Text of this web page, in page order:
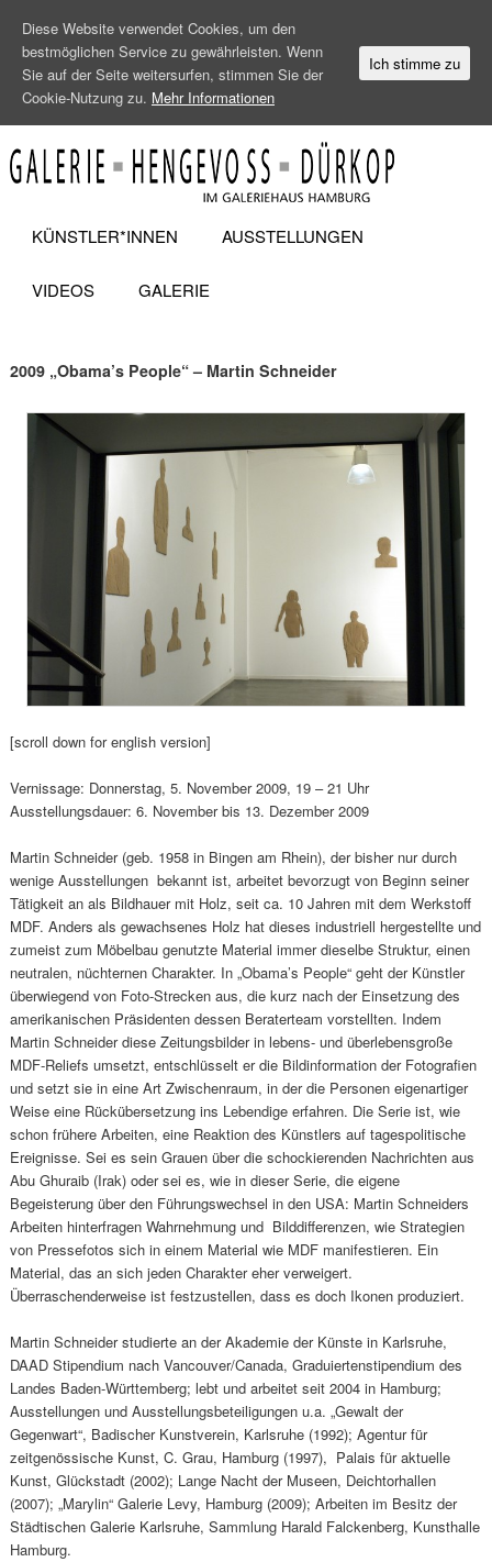
KÜNSTLER*INNEN AUSSTELLUNGEN
VIDEOS GALERIE
2009 „Obama’s People“ – Martin Schneider
[scroll down for english version]
Vernissage: Donnerstag, 5. November 2009, 19 – 21 Uhr
Ausstellungsdauer: 6. November bis 13. Dezember 2009
Martin Schneider (geb. 1958 in Bingen am Rhein), der bisher nur durch
wenige Ausstellungen bekannt ist, arbeitet bevorzugt von Beginn seiner
Tätigkeit an als Bildhauer mit Holz, seit ca. 10 Jahren mit dem Werkstoff
MDF. Anders als gewachsenes Holz hat dieses industriell hergestellte und
zumeist zum Möbelbau genutzte Material immer dieselbe Struktur, einen
neutralen, nüchternen Charakter. In „Obama’s People“ geht der Künstler
überwiegend von Foto-Strecken aus, die kurz nach der Einsetzung des
amerikanischen Präsidenten dessen Beraterteam vorstellten. Indem
Martin Schneider diese Zeitungsbilder in lebens- und überlebensgroße
MDF-Reliefs umsetzt, entschlüsselt er die Bildinformation der Fotografien
und setzt sie in eine Art Zwischenraum, in der die Personen eigenartiger
Weise eine Rückübersetzung ins Lebendige erfahren. Die Serie ist, wie
schon frühere Arbeiten, eine Reaktion des Künstlers auf tagespolitische
Ereignisse. Sei es sein Grauen über die schockierenden Nachrichten aus
Abu Ghuraib (Irak) oder sei es, wie in dieser Serie, die eigene
Begeisterung über den Führungswechsel in den USA: Martin Schneiders
Arbeiten hinterfragen Wahrnehmung und Bilddifferenzen, wie Strategien
von Pressefotos sich in einem Material wie MDF manifestieren. Ein
Material, das an sich jeden Charakter eher verweigert.
Überraschenderweise ist festzustellen, dass es doch Ikonen produziert.
Martin Schneider studierte an der Akademie der Künste in Karlsruhe,
DAAD Stipendium nach Vancouver/Canada, Graduiertenstipendium des
Landes Baden-Württemberg; lebt und arbeitet seit 2004 in Hamburg;
Ausstellungen und Ausstellungsbeteiligungen u.a. „Gewalt der
Gegenwart“, Badischer Kunstverein, Karlsruhe (1992); Agentur für
zeitgenössische Kunst, C. Grau, Hamburg (1997), Palais für aktuelle
Kunst, Glückstadt (2002); Lange Nacht der Museen, Deichtorhallen
(2007); „Marylin“ Galerie Levy, Hamburg (2009); Arbeiten im Besitz der
Städtischen Galerie Karlsruhe, Sammlung Harald Falckenberg, Kunsthalle
Hamburg.
Diese Website verwendet Cookies, um den
bestmöglichen Service zu gewährleisten. Wenn
Sie auf der Seite weitersurfen, stimmen Sie der
Cookie-Nutzung zu. Mehr Informationen
Ich stimme zu